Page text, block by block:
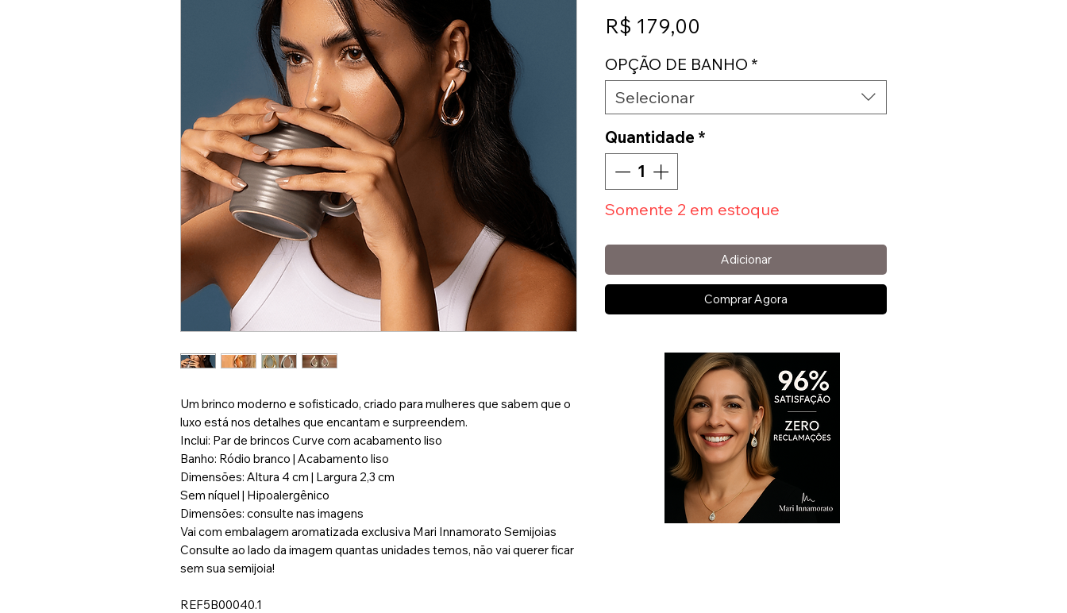
Um brinco moderno e sofisticado, criado para mulheres que sabem que o
luxo está nos detalhes que encantam e surpreendem.
Inclui: Par de brincos Curve com acabamento liso
Banho: Ródio branco | Acabamento liso
Dimensões: Altura 4 cm | Largura 2,3 cm
Sem níquel | Hipoalergênico
Dimensões: consulte nas imagens
Vai com embalagem aromatizada exclusiva Mari Innamorato Semijoias
Consulte ao lado da imagem quantas unidades temos, não vai querer ficar
sem sua semijoia!
REF5B00040.1
R$ 179,00
OPÇÃO DE BANHO *
Selecionar
Quantidade *
Somente 2 em estoque
Adicionar
Comprar Agora